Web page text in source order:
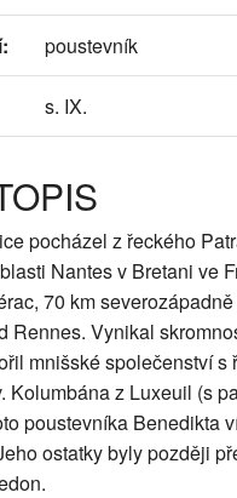
poustevník
s. IX.
pocházel z řeckého
Nantes v Bretani ve
70 km
Rennes. Vynikal
mnišské společenství s
Kolumbána z Luxeuil (s
poustevníka Benedikta
ostatky byly později